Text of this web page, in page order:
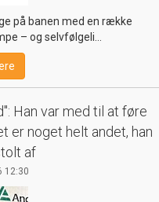
på banen med en række
– og selvfølgeli…
Han var med til at føre
er noget helt andet, han
af
12:30